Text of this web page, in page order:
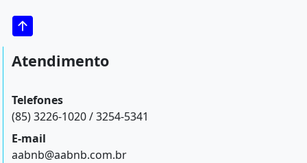
Atendimento
Telefones
(85) 3226-1020 / 3254-5341
E-mail
aabnb@aabnb.com.br